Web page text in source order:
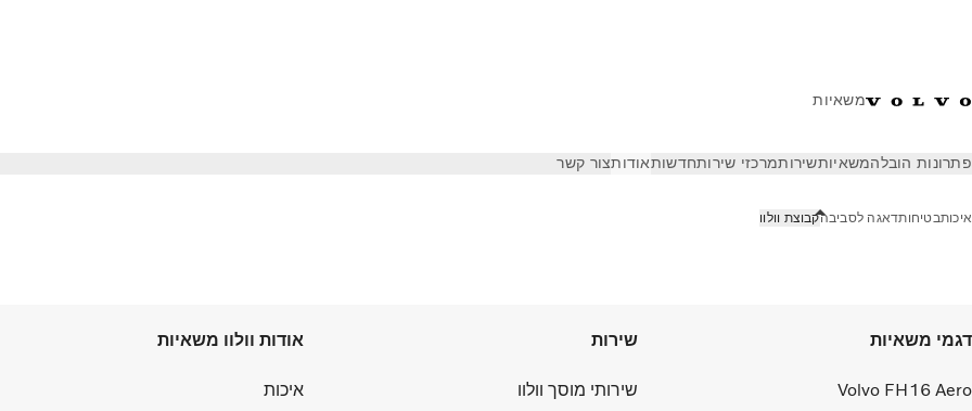
משאיות
פתרונות הובלהמשאיותשירותמרכזי שירותחדשותאודותצור קשר
איכותבטיחותדאגה לסביבהקבוצת וולוו
דגמי משאיות
Volvo FH16 Aero
שירות
שירותי מוסך וולוו
אודות וולוו משאיות
איכות